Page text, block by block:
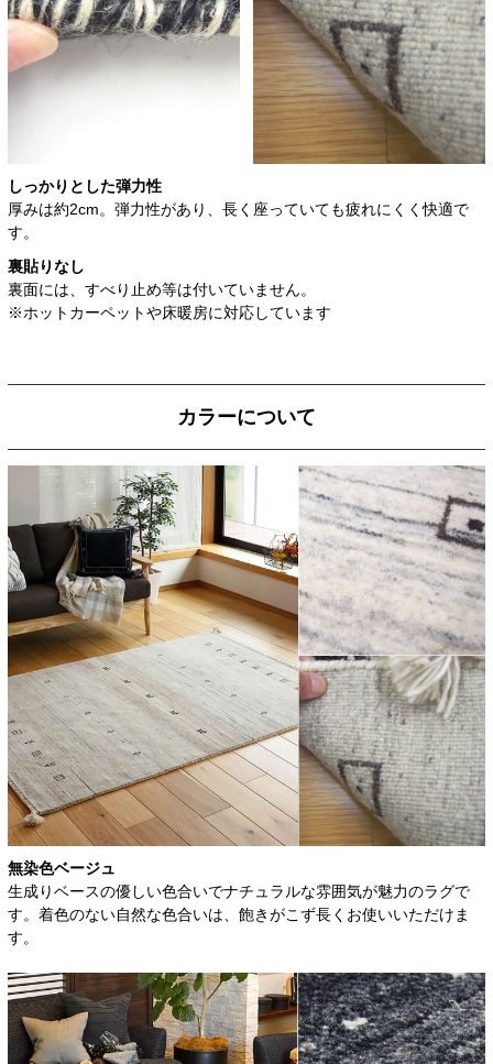
しっかりとした弾力性
厚みは約2cm。弾力性があり、長く座っていても疲れにくく快適で
す。
裏貼りなし
裏面には、すべり止め等は付いていません。
※ホットカーペットや床暖房に対応しています
カラーについて
無染色ベージュ
生成りベースの優しい色合いでナチュラルな雰囲気が魅力のラグで
す。着色のない自然な色合いは、飽きがこず長くお使いいただけま
す。